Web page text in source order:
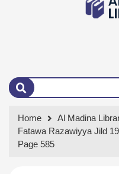
Home
Al Madina
Fatawa Razawiyya Jild 19
Page 585